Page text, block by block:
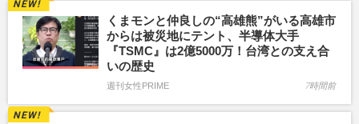
くまモンと仲良しの“高雄熊”がいる高雄市
からは被災地にテント、半導体大手
『TSMC』は2億5000万！台湾との支え合
いの歴史
週刊女性PRIME 7時間前